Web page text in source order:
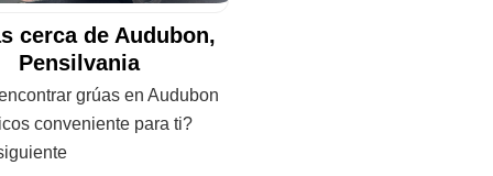
cerca de Audubon,
Pensilvania
grúas en Audubon
conveniente para ti?